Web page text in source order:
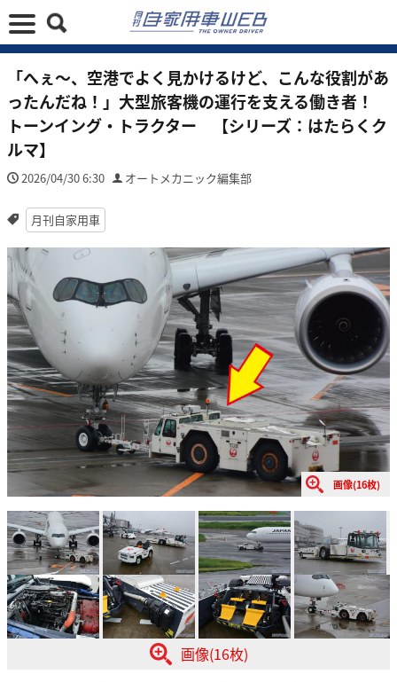
「へぇ〜、空港でよく見かけるけど、こんな役割があ
ったんだね！」大型旅客機の運行を支える働き者！
トーンイング・トラクター 【シリーズ：はたらくク
ルマ】
2026/04/30 6:30 オートメカニック編集部
月刊自家用車
画像(16枚)
画像(16枚)